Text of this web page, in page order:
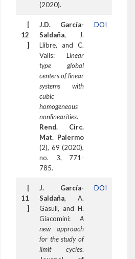
(2020).
[
12
]
J.D. García-
Saldaña, J.
Llibre, and C.
Valls:Linear
type global
centers of linear
systems with
cubic
homogeneous
nonlinearities.
Rend. Circ.
Mat. Palermo
(2), 69 (2020),
no. 3, 771-
785.
DOI
[
11
]
J. García-
Saldaña, A.
Gasull, and H.
Giacomini:A
new approach
for the study of
limit cycles.
DOI